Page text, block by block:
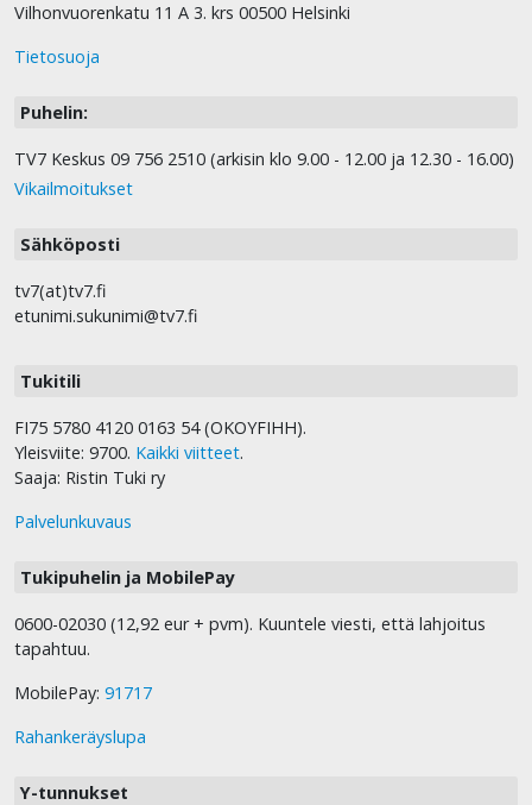
Vilhonvuorenkatu 11 A 3. krs 00500 Helsinki
Tietosuoja
Puhelin:
TV7 Keskus 09 756 2510 (arkisin klo 9.00 - 12.00 ja 12.30 - 16.00)
Vikailmoitukset
Sähköposti
tv7(at)tv7.fi
etunimi.sukunimi@tv7.fi
Tukitili
FI75 5780 4120 0163 54 (OKOYFIHH).
Yleisviite: 9700. Kaikki viitteet.
Saaja: Ristin Tuki ry
Palvelunkuvaus
Tukipuhelin ja MobilePay
0600-02030 (12,92 eur + pvm). Kuuntele viesti, että lahjoitus
tapahtuu.
MobilePay: 91717
Rahankeräyslupa
Y-tunnukset